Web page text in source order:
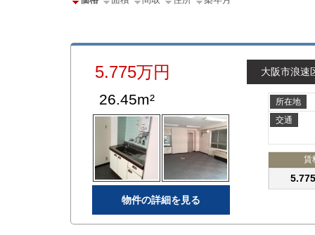
5.775万円
26.45m²
物件の詳細を見る
大阪市浪速
所在地
交通
賃